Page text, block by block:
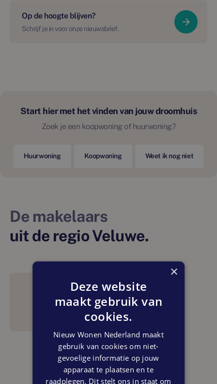
Op de hoogte blijven?
Schrijf je in voor onze nieuwsbrief.
Start hier met het vinden van jouw droomhuis
Zoek je een koopwoning of huurwoning?
Huurwoning Koopwoning Weet ik nog niet
De makelaars
uit de regio Veluwe.
×
Deze website
maakt gebruik van
cookies.
Nieuw Wonen Nederland maakt
gebruik van cookies om niet-
gevoelige informatie op jouw
apparaat te plaatsen en te
raadplegen. Dit stelt ons in staat om